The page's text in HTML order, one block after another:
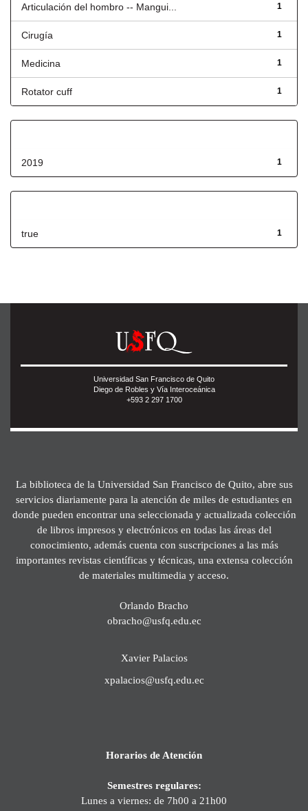
1
Articulación del hombro -- Mangui...
1
Cirugía
1
Medicina
1
Rotator cuff
1
2019
1
true
Universidad San Francisco de Quito
Diego de Robles y Vía Interoceánica
+593 2 297 1700
La biblioteca de la Universidad San Francisco de Quito, abre sus
servicios diariamente para la atención de miles de estudiantes en
donde pueden encontrar una seleccionada y actualizada colección
de libros impresos y electrónicos en todas las áreas del
conocimiento, además cuenta con suscripciones a las más
importantes revistas científicas y técnicas, una extensa colección
de materiales multimedia y acceso.
Orlando Bracho
obracho@usfq.edu.ec
Xavier Palacios
xpalacios@usfq.edu.ec
Horarios de Atención
Semestres regulares:
Lunes a viernes: de 7h00 a 21h00